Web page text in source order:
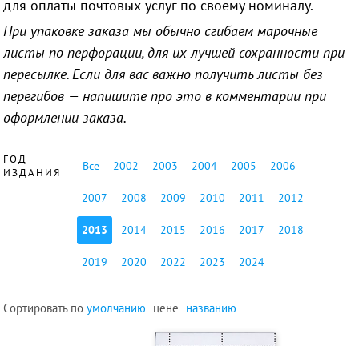
для оплаты почтовых услуг по своему номиналу.
При упаковке заказа мы обычно сгибаем марочные
листы по перфорации, для их лучшей сохранности при
пересылке. Если для вас важно получить листы без
перегибов — напишите про это в комментарии при
оформлении заказа.
ГОД
ИЗДАНИЯ
Все 2002 2003 2004 2005 2006
2007 2008 2009 2010 2011 2012
2013 2014 2015 2016 2017 2018
2019 2020 2022 2023 2024
Сортировать поумолчанию цене названию